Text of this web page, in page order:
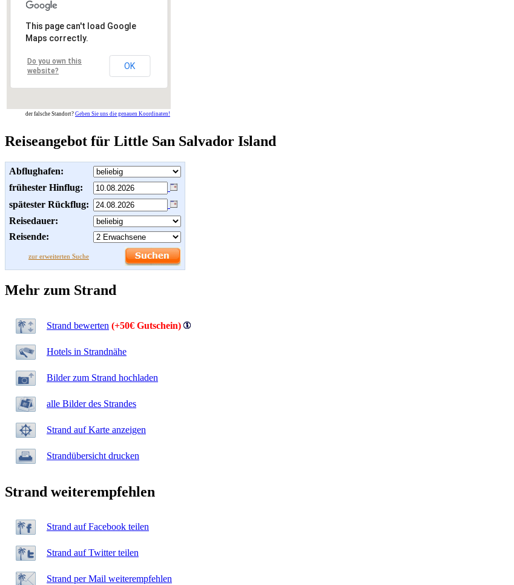
This page can't load Google
Maps correctly.
Do you own this
website?
OK
der falsche Standort? Geben Sie uns die genauen Koordinaten!
Reiseangebot für Little San Salvador Island
Abflughafen:
frühester Hinflug:
spätester Rückflug:
Reisedauer:
Reisende:
zur erweiterten Suche
Mehr zum Strand
Strand bewerten (+50€ Gutschein)
Hotels in Strandnähe
Bilder zum Strand hochladen
alle Bilder des Strandes
Strand auf Karte anzeigen
Strandübersicht drucken
Strand weiterempfehlen
Strand auf Facebook teilen
Strand auf Twitter teilen
Strand per Mail weiterempfehlen